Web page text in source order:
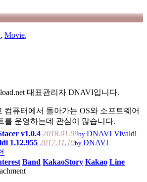
, Movie,
대표관리자 DNAVI입니다.
컴퓨터에서 돌아가는 OS와 소프트웨어
를 운영하는데 관심이 많습니다.
v1.0.4 2018.01.09by DNAVI Vivaldi
1.12.955 2017.11.19by DNAVI
Band KakaoStory Kakao Line